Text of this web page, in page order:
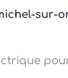
sur-